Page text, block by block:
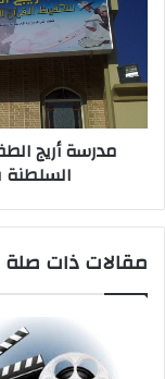
مدرسة أريج
مقالات ذات صلة